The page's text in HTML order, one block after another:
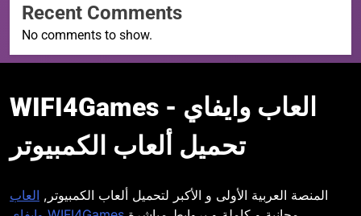
Recent Comments
No comments to show.
WIFI4Games العاب
وايفايWIFI4Games العاب وايفاي -
تحميل ألعاب الكمبيوتر
المنصة العربية الأولى و الأكبر لتحميل ألعاب الكمبيوتر, العاب